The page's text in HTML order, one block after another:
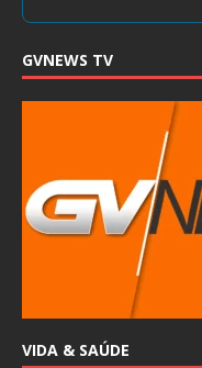
GVNEWS TV
VIDA & SAÚDE